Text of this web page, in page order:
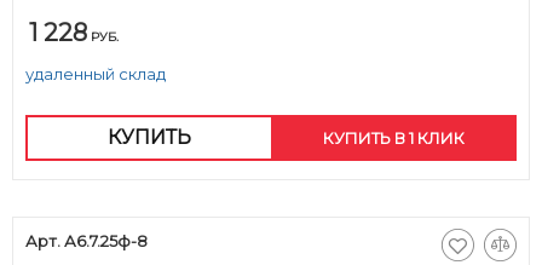
1 228 РУБ.
удаленный склад
КУПИТЬ КУПИТЬ В 1 КЛИК
Арт. А6.7.25ф-8